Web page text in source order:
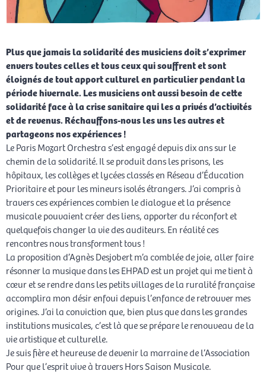
Plus que jamais la solidarité des musiciens doit s’exprimer
envers toutes celles et tous ceux qui souffrent et sont
éloignés de tout apport culturel en particulier pendant la
période hivernale. Les musiciens ont aussi besoin de cette
solidarité face à la crise sanitaire qui les a privés d’activités
et de revenus. Réchauffons-nous les uns les autres et
partageons nos expériences !
Le Paris Mozart Orchestra s’est engagé depuis dix ans sur le
chemin de la solidarité. Il se produit dans les prisons, les
hôpitaux, les collèges et lycées classés en Réseau d’Éducation
Prioritaire et pour les mineurs isolés étrangers. J’ai compris à
travers ces expériences combien le dialogue et la présence
musicale pouvaient créer des liens, apporter du réconfort et
quelquefois changer la vie des auditeurs. En réalité ces
rencontres nous transforment tous !
La proposition d’Agnès Desjobert m’a comblée de joie, aller faire
résonner la musique dans les EHPAD est un projet qui me tient à
cœur et se rendre dans les petits villages de la ruralité française
accomplira mon désir enfoui depuis l’enfance de retrouver mes
origines. J’ai la conviction que, bien plus que dans les grandes
institutions musicales, c’est là que se prépare le renouveau de la
vie artistique et culturelle.
Je suis fière et heureuse de devenir la marraine de l’Association
Pour que l’esprit vive à travers Hors Saison Musicale.